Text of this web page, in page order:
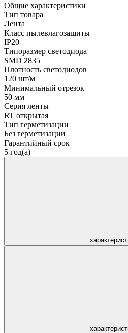
Общие характеристики
Тип товара
Лента
Класс пылевлагозащиты
IP20
Типоразмер светодиода
SMD 2835
Плотность светодиодов
120 шт/м
Минимальный отрезок
50 мм
Серия ленты
RT открытая
Тип герметизации
Без герметизации
Гарантийный срок
5 год(а)